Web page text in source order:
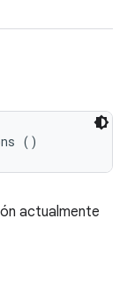
()
actualmente